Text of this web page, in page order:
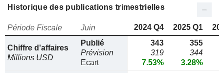
Historique des publications trimestrielles
Période Fiscale Juin 2024 Q4 2025 Q1
Chiffre d'affaires
Millions USD
Publié
Prévision
Ecart
343
319
7.53%
355
344
3.28%